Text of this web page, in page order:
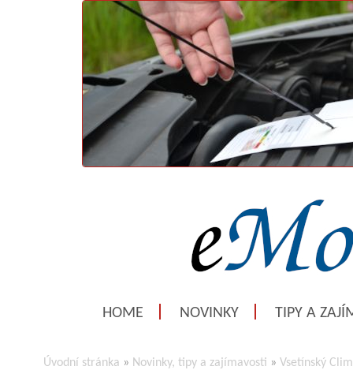
HOME NOVINKY TIPY A
Úvodní stránka » Novinky, tipy a zajímavosti » Vsetínský